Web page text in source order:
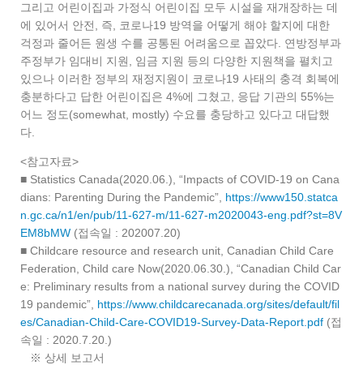
그리고 어린이집과 가정식 어린이집 모두 시설을 재개장하는 데
에 있어서 안전, 즉, 코로나19 방역을 어떻게 해야 할지에 대한
걱정과 줄어든 원생 수를 공통된 어려움으로 꼽았다. 연방정부과
주정부가 임대비 지원, 임금 지원 등의 다양한 지원책을 펼치고
있으나 이러한 정부의 재정지원이 코로나19 사태의 충격 회복에
충분하다고 답한 어린이집은 4%에 그쳤고, 응답 기관의 55%는
어느 정도(somewhat, mostly) 수요를 충당하고 있다고 대답했
다.
<참고자료>
■ Statistics Canada(2020.06.), “Impacts of COVID-19 on Cana
dians: Parenting During the Pandemic”, https://www150.statca
n.gc.ca/n1/en/pub/11-627-m/11-627-m2020043-eng.pdf?st=8V
EM8bMW (접속일 : 202007.20)
■ Childcare resource and research unit, Canadian Child Care
Federation, Child care Now(2020.06.30.), “Canadian Child Car
e: Preliminary results from a national survey during the COVID
19 pandemic”, https://www.childcarecanada.org/sites/default/fil
es/Canadian-Child-Care-COVID19-Survey-Data-Report.pdf (접
속일 : 2020.7.20.)
※ 상세 보고서